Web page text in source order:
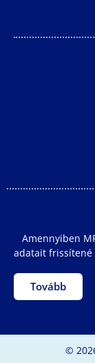
Amennyiben
adatait frissítené
Tovább
©